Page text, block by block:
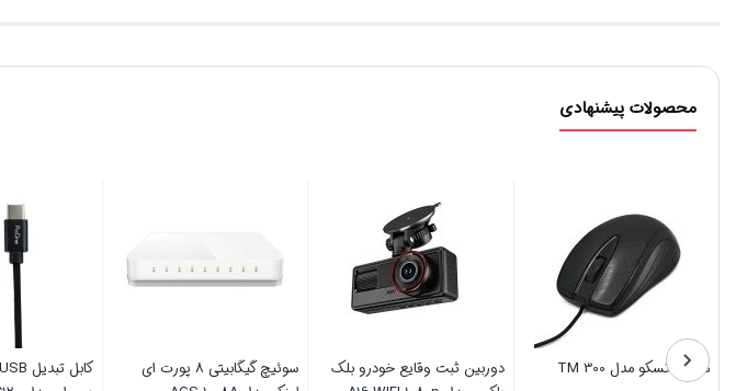
محصولات پیشنهادی
مودم فیبر نوری دوبانده هوآوی
ماوس تسکو مدل TM 300
دوربین ثبت وقایع خودرو بلک